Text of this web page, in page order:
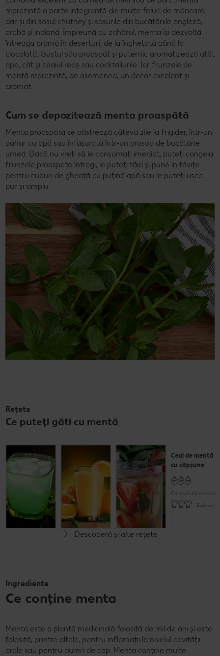
reprezintă o parte integrantă din multe feluri de mâncare,
dar și din sosul chutney și sosurile din bucătăriile engleză,
arabă și indiană. Împreună cu zahărul, menta își dezvoltă
întreaga aromă în deserturi, de la înghețată până la
ciocolată. Gustul său proaspăt și puternic aromatizează atât
apa, cât și ceaiul rece sau cocktailurile. Iar frunzele de
mentă reprezintă, de asemenea, un decor excelent și
aromat.
Cum se depozitează menta proaspătă
Menta proaspătă se păstrează câteva zile la frigider, într-un
pahar cu apă sau înfășurată într-un prosop de bucătărie
umed. Dacă nu vreți să le consumați imediat, puteți congela
frunzele proaspete întregi, le puteți tăia și pune în tăvițe
pentru cuburi de gheață cu puțină apă sau le puteți usca
pur și simplu.
Rețete
Ce puteți găti cu mentă
mentă
Cel mult 15 minute
Simplu
Suc de
portocale cu
Cel mult 30 minute
Ceai de mentă
cu căpșune
Cel mult 60 minute
Rafinat
Descoperă și alte rețete
Ingrediente
Ce conține menta
Menta este o plantă medicinală folosită de mii de ani și este
folosită, printre altele, pentru inflamații la nivelul cavității
orale sau pentru dureri de cap. Menta conține multe